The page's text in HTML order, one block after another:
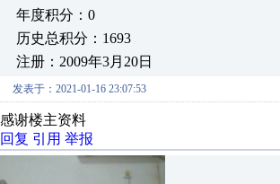
年度积分：0
历史总积分：1693
注册：2009年3月20日
发表于：2021-01-16 23:07:53
感谢楼主资料
回复 引用 举报